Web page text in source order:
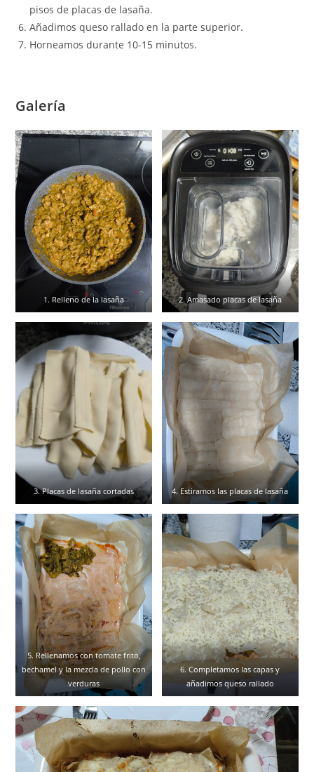
pisos de placas de lasaña.
Añadimos queso rallado en la parte superior.
Horneamos durante 10-15 minutos.
Galería
1. Relleno de la lasaña 2. Amasado placas de lasaña
3. Placas de lasaña cortadas 4. Estiramos las placas de lasaña
5. Rellenamos con tomate frito,
bechamel y la mezcla de pollo con
verduras
6. Completamos las capas y
añadimos queso rallado